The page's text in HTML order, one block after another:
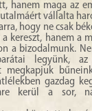
hanem maga az
vállalta
hogy ne csak
kereszt, hanem a
a bizodalmunk.
legyünk, az
megkapjuk
gazdag
kerül a sor,